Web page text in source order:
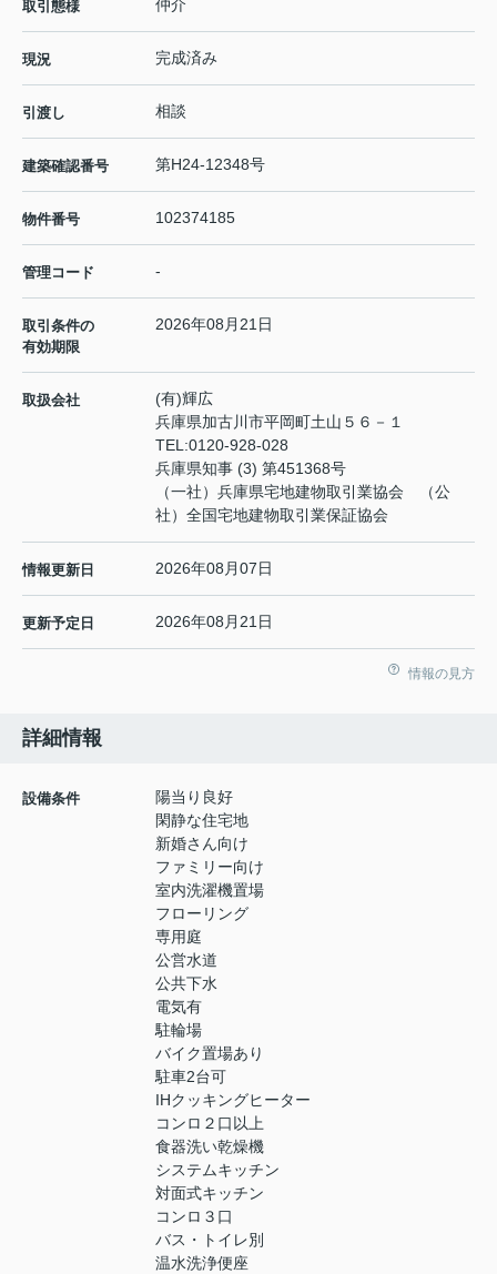
取引態様 仲介
現況 完成済み
引渡し 相談
建築確認番号 第H24-12348号
物件番号 102374185
管理コード -
取引条件の
有効期限
2026年08月21日
取扱会社
(有)輝広
兵庫県加古川市平岡町土山５６－１
TEL:0120-928-028
兵庫県知事 (3) 第451368号
（一社）兵庫県宅地建物取引業協会 （公
社）全国宅地建物取引業保証協会
情報更新日 2026年08月07日
更新予定日 2026年08月21日
情報の見方
詳細情報
設備条件
陽当り良好
閑静な住宅地
新婚さん向け
ファミリー向け
室内洗濯機置場
フローリング
専用庭
公営水道
公共下水
電気有
駐輪場
バイク置場あり
駐車2台可
IHクッキングヒーター
コンロ２口以上
食器洗い乾燥機
システムキッチン
対面式キッチン
コンロ３口
バス・トイレ別
温水洗浄便座